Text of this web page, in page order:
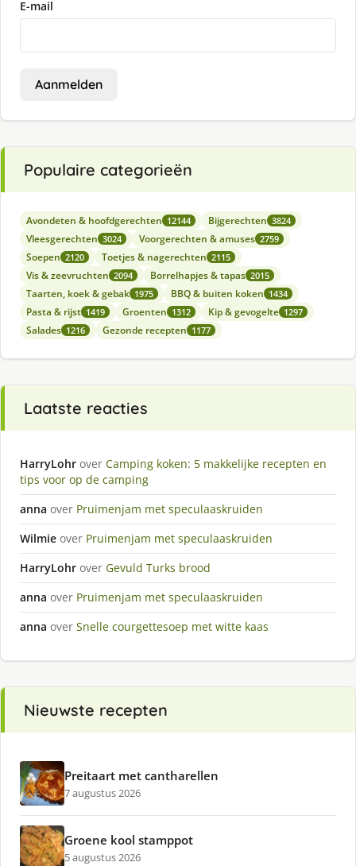
E-mail
Aanmelden
Populaire categorieën
Avondeten & hoofdgerechten 12144 Bijgerechten 3824
Vleesgerechten 3024 Voorgerechten & amuses 2759
Soepen 2120 Toetjes & nagerechten 2115
Vis & zeevruchten 2094 Borrelhapjes & tapas 2015
Taarten, koek & gebak 1975 BBQ & buiten koken 1434
Pasta & rijst 1419 Groenten 1312 Kip & gevogelte 1297
Salades 1216 Gezonde recepten 1177
Laatste reacties
HarryLohr over Camping koken: 5 makkelijke recepten en
tips voor op de camping
anna over Pruimenjam met speculaaskruiden
Wilmie over Pruimenjam met speculaaskruiden
HarryLohr over Gevuld Turks brood
anna over Pruimenjam met speculaaskruiden
anna over Snelle courgettesoep met witte kaas
Nieuwste recepten
Preitaart met cantharellen
7 augustus 2026
Groene kool stamppot
5 augustus 2026